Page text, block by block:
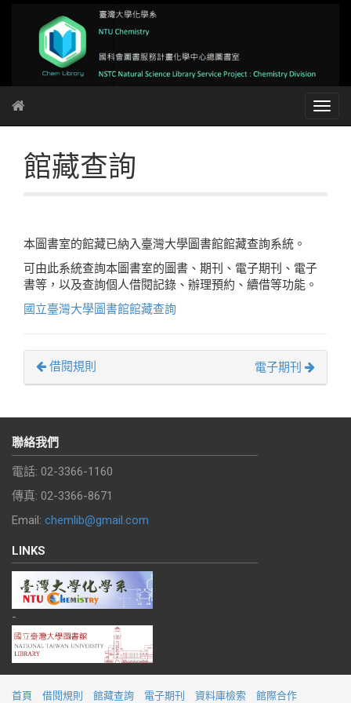
館藏查詢
本圖書室的館藏已納入臺灣大學圖書館館藏查詢系統。
可由此系統查詢本圖書室的圖書、期刊、電子期刊、電子
書等，以及查詢個人借閱記錄、辦理預約、續借等功能。
國立臺灣大學圖書館館藏查詢
借閱規則 電子期刊
聯絡我們
電話: 02-3366-1160
傳真: 02-3366-8671
Email: chemlib@gmail.com
LINKS
-
首頁 借閱規則 館藏查詢 電子期刊 資料庫檢索 館際合作